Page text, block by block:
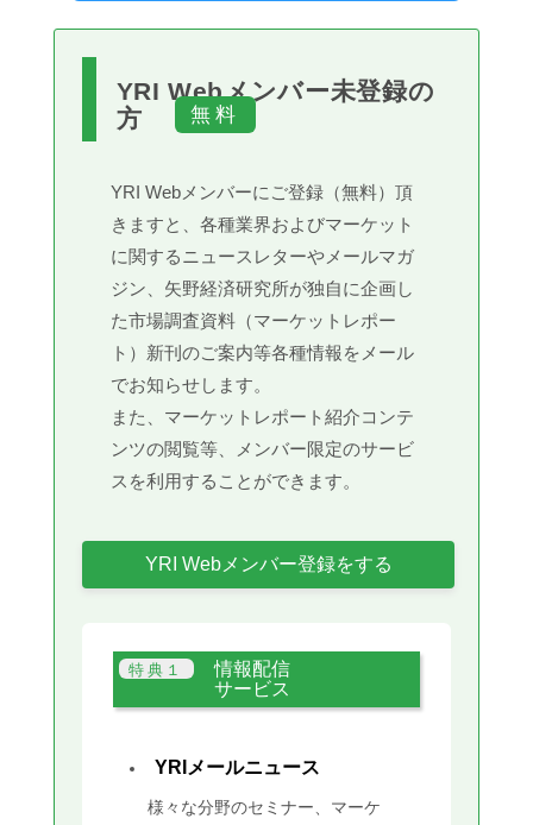
YRI Webメンバー未登録の
方
YRI Webメンバーにご登録（無料）頂
きますと、各種業界およびマーケット
に関するニュースレターやメールマガ
ジン、矢野経済研究所が独自に企画し
た市場調査資料（マーケットレポー
ト）新刊のご案内等各種情報をメール
でお知らせします。
また、マーケットレポート紹介コンテ
ンツの閲覧等、メンバー限定のサービ
スを利用することができます。
YRI Webメンバー登録をする
情報配信
サービス
YRIメールニュース
様々な分野のセミナー、マーケ